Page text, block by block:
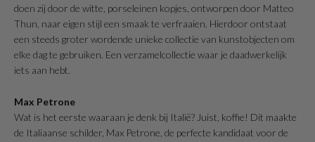
doen zij door de witte, porseleinen kopjes, ontworpen door Matteo
Thun, naar eigen stijl een smaak te verfraaien. Hierdoor ontstaat
een steeds groter wordende unieke collectie van kunstobjecten om
elke dag te gebruiken. Een verzamelcollectie waar je daadwerkelijk
iets aan hebt.
Max Petrone
Wat is het eerste waaraan je denk bij Italië? Juist, koffie! Dit maakte
de Italiaanse schilder, Max Petrone, de perfecte kandidaat voor de